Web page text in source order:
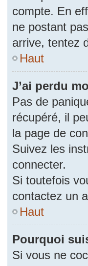
compte. En
ne postant
arrive, tentez
Haut
J’ai perdu
Pas de
récupéré, il
la page de
Suivez les
connecter.
Si toutefois
contactez un
Haut
Pourquoi
Si vous ne